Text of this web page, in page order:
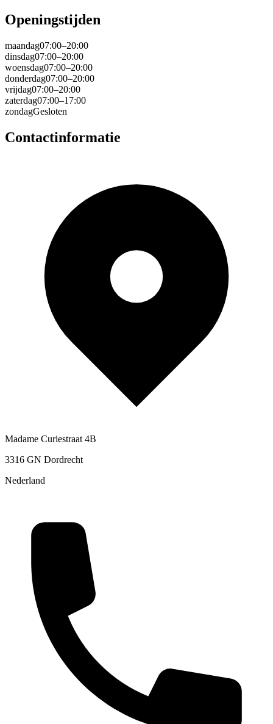
Openingstijden
maandag07:00–20:00
dinsdag07:00–20:00
woensdag07:00–20:00
donderdag07:00–20:00
vrijdag07:00–20:00
zaterdag07:00–17:00
zondagGesloten
Contactinformatie
Madame Curiestraat 4B
3316 GN Dordrecht
Nederland